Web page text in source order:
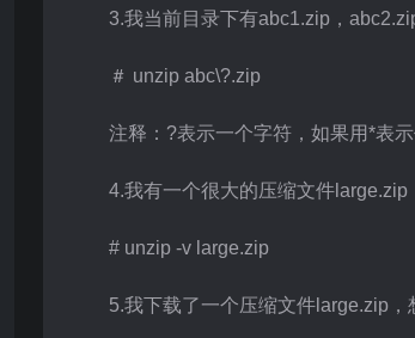
3.我当前目录下有abc1.zip，
＃ unzip abc\?.zip
注释：?表示一个字符，如果用*表示
4.我有一个很大的压缩文件large.zip
# unzip -v large.zip
5.我下载了一个压缩文件large.zip